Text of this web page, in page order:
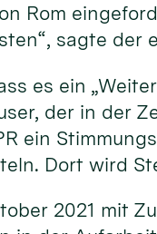
Rom
sagte der
es ein
der in der
ein
Dort wird
2021 mit